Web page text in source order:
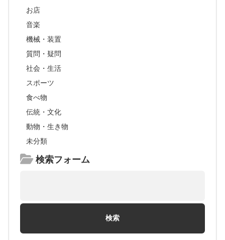
お店
音楽
機械・装置
質問・疑問
社会・生活
スポーツ
食べ物
伝統・文化
動物・生き物
未分類
検索フォーム